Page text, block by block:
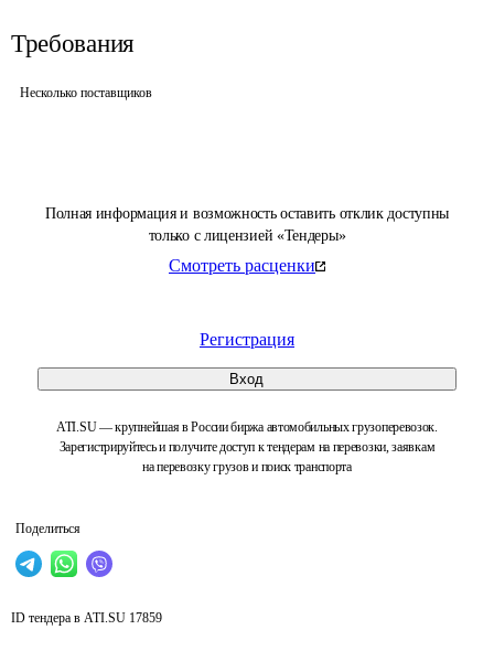
Полная информация и возможность оставить отклик доступны
только с лицензией «Тендеры»
Смотреть расценки
Регистрация
Вход
ATI.SU — крупнейшая в России биржа автомобильных грузоперевозок.
Зарегистрируйтесь и получите доступ к тендерам на перевозки, заявкам
на перевозку грузов и поиск транспорта
Поделиться
Требования
Несколько поставщиков
ID тендера в ATI.SU 17859